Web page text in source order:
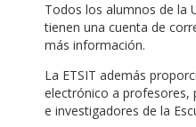
Todos los alumnos de la
tienen una cuenta de
más información.
La ETSIT además
electrónico a profesores,
e investigadores de la